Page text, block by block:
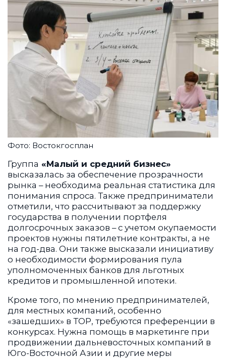
Фото: Востокгосплан
Группа «Малый и средний бизнес»
высказалась за обеспечение прозрачности
рынка – необходима реальная статистика для
понимания спроса. Также предприниматели
отметили, что рассчитывают за поддержку
государства в получении портфеля
долгосрочных заказов – с учетом окупаемости
проектов нужны пятилетние контракты, а не
на год-два. Они также высказали инициативу
о необходимости формирования пула
уполномоченных банков для льготных
кредитов и промышленной ипотеки.
Кроме того, по мнению предпринимателей,
для местных компаний, особенно
«зашедших» в ТОР, требуются преференции в
конкурсах. Нужна помощь в маркетинге при
продвижении дальневосточных компаний в
Юго-Восточной Азии и другие меры